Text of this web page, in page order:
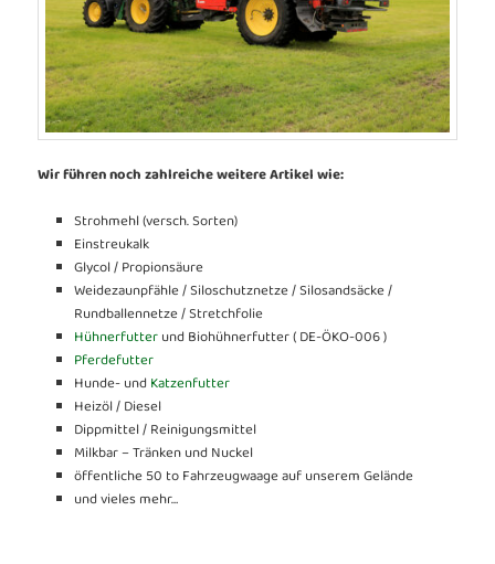
Wir führen noch zahlreiche weitere Artikel wie:
Strohmehl (versch. Sorten)
Einstreukalk
Glycol / Propionsäure
Weidezaunpfähle / Siloschutznetze / Silosandsäcke /
Rundballennetze / Stretchfolie
Hühnerfutterund Biohühnerfutter ( DE-ÖKO-006 )
Pferdefutter
Hunde- und Katzenfutter
Heizöl / Diesel
Dippmittel / Reinigungsmittel
Milkbar – Tränken und Nuckel
öffentliche 50 to Fahrzeugwaage auf unserem Gelände
und vieles mehr…